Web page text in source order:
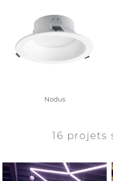
Nodus
16 projets